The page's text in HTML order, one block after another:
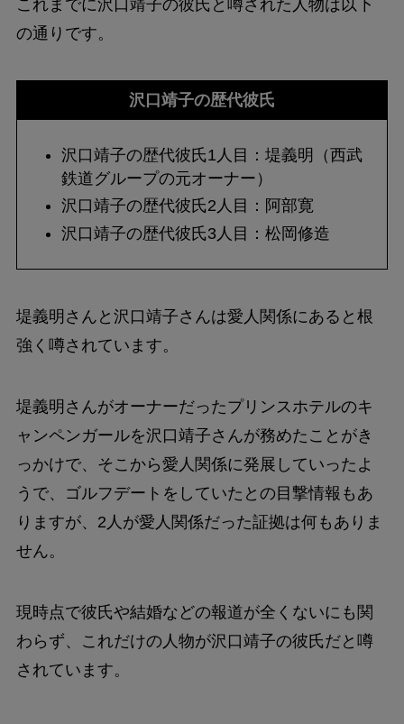
これまでに沢口靖子の彼氏と噂された人物は以下
の通りです。
沢口靖子の歴代彼氏
沢口靖子の歴代彼氏1人目：堤義明（西武
鉄道グループの元オーナー）
沢口靖子の歴代彼氏2人目：阿部寛
沢口靖子の歴代彼氏3人目：松岡修造
堤義明さんと沢口靖子さんは愛人関係にあると根
強く噂されています。
堤義明さんがオーナーだったプリンスホテルのキ
ャンペンガールを沢口靖子さんが務めたことがき
っかけで、そこから愛人関係に発展していったよ
うで、ゴルフデートをしていたとの目撃情報もあ
りますが、2人が愛人関係だった証拠は何もありま
せん。
現時点で彼氏や結婚などの報道が全くないにも関
わらず、これだけの人物が沢口靖子の彼氏だと噂
されています。